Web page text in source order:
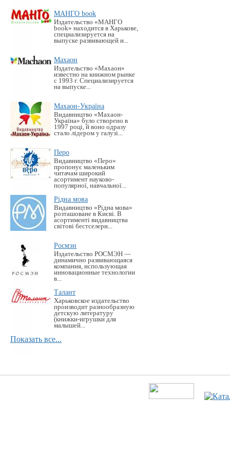
МАНГО book
Издательство «MАНГО
book» находится в Харькове,
специализируется на
выпуске развивающей и...
Махаон
Издательство «Махаон»
известно на книжном рынке
с 1993 г. Специализируется
на выпуске...
Махаон-Україна
Видавництво «Махаон-
Україна» було створено в
1997 році, й воно одразу
стало лідером у галузі...
Перо
Видавництво «Перо»
пропонує маленьким
читачам широкий
асортимент науково-
популярної, навчальної...
Рідна мова
Видавництво «Рідна мова»
розташоване в Києві. В
асортименті видавництва
світові бестселери...
Росмэн
Издательство РОСМЭН —
динамично развивающаяся
компания, использующая
инновационные технологии
в...
Талант
Харьковское издательство
производит разнообразную
детскую литературу
(книжки-игрушки для
малышей...
Показать все...